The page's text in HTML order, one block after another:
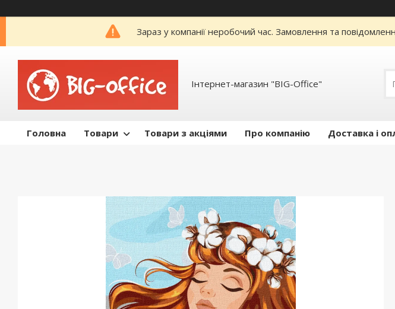
Зараз у компанії неробочий час. Замовлення та
Інтернет-магазин "BIG-Office"
Головна Товари Товари з акціями Про компанію Доставка і